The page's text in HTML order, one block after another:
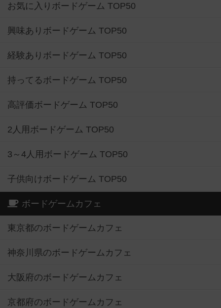
お気に入りボードゲーム TOP50
興味ありボードゲーム TOP50
経験ありボードゲーム TOP50
持ってるボードゲーム TOP50
高評価ボードゲーム TOP50
2人用ボードゲーム TOP50
3～4人用ボードゲーム TOP50
子供向けボードゲーム TOP50
ボードゲームカフェ
東京都のボードゲームカフェ
神奈川県のボードゲームカフェ
大阪府のボードゲームカフェ
京都府のボードゲームカフェ